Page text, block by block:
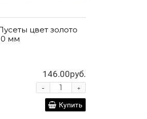
цвет золото
мм
146.00руб.
+
-
Купить